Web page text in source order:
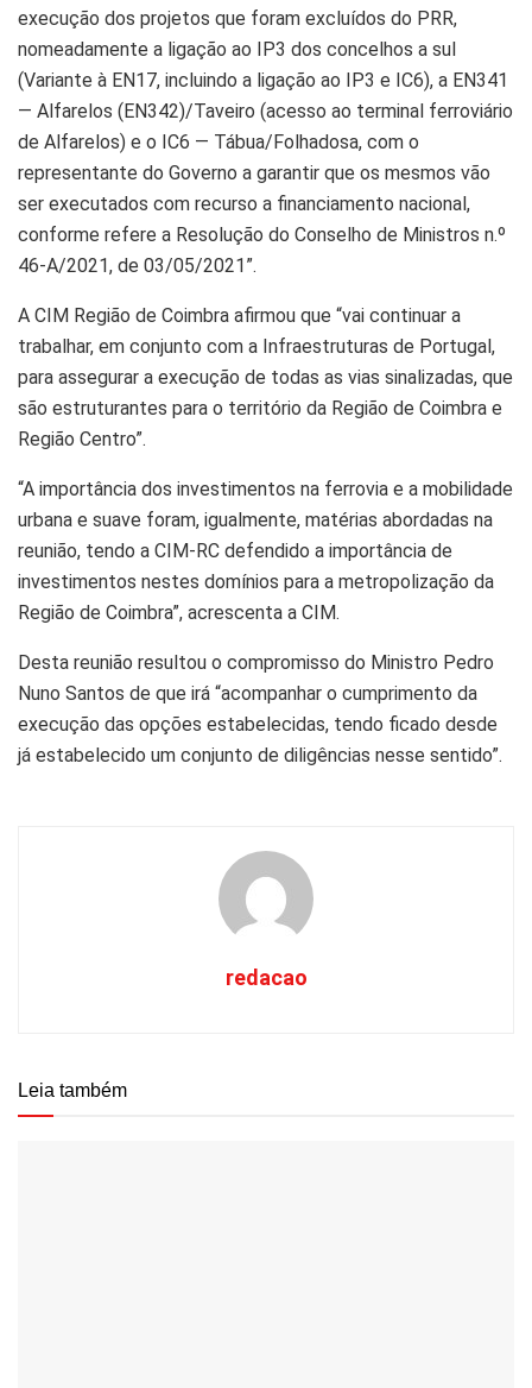
execução dos projetos que foram excluídos do PRR,
nomeadamente a ligação ao IP3 dos concelhos a sul
(Variante à EN17, incluindo a ligação ao IP3 e IC6), a EN341
— Alfarelos (EN342)/Taveiro (acesso ao terminal ferroviário
de Alfarelos) e o IC6 — Tábua/Folhadosa, com o
representante do Governo a garantir que os mesmos vão
ser executados com recurso a financiamento nacional,
conforme refere a Resolução do Conselho de Ministros n.º
46-A/2021, de 03/05/2021”.
A CIM Região de Coimbra afirmou que “vai continuar a
trabalhar, em conjunto com a Infraestruturas de Portugal,
para assegurar a execução de todas as vias sinalizadas, que
são estruturantes para o território da Região de Coimbra e
Região Centro”.
“A importância dos investimentos na ferrovia e a mobilidade
urbana e suave foram, igualmente, matérias abordadas na
reunião, tendo a CIM-RC defendido a importância de
investimentos nestes domínios para a metropolização da
Região de Coimbra”, acrescenta a CIM.
Desta reunião resultou o compromisso do Ministro Pedro
Nuno Santos de que irá “acompanhar o cumprimento da
execução das opções estabelecidas, tendo ficado desde
já estabelecido um conjunto de diligências nesse sentido”.
redacao
Leia também